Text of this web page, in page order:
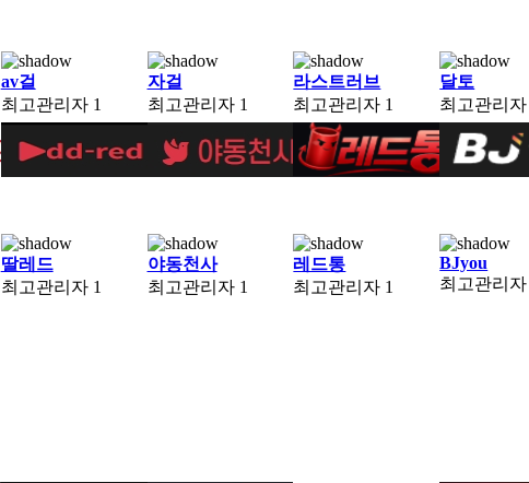
av걸
최고관리자 1
자걸
최고관리자 1
라스트러브
최고관리자 1
달토
최고관리자
딸레드
최고관리자 1
야동천사
최고관리자 1
레드통
최고관리자 1
BJyou
최고관리자